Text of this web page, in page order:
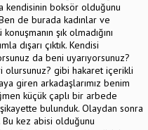
kendisinin boksör olduğunu
de burada kadınlar ve
şık olmadığını
dışarı çıktık. Kendisi
da beni uyarıyorsunuz?
olursunuz? gibi hakaret içerikli
giren arkadaşlarımız benim
küçük çaplı bir arbede
şikayette bulunduk. Olaydan sonra
kez abisi olduğunu